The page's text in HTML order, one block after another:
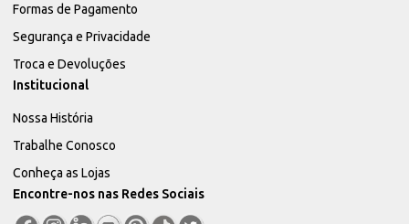
Formas de Pagamento
Segurança e Privacidade
Troca e Devoluções
Institucional
Nossa História
Trabalhe Conosco
Conheça as Lojas
Encontre-nos nas Redes Sociais